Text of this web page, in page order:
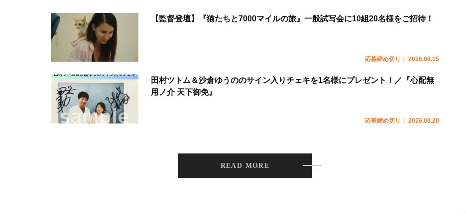
【監督登壇】『猫たちと7000マイルの旅』一般試写会に10組20名様をご招待！
応募締め切り： 2026.08.15
田村ツトム＆沙倉ゆうののサイン入りチェキを1名様にプレゼント！／『心配無
用ノ介 天下御免』
応募締め切り： 2026.08.20
READ MORE